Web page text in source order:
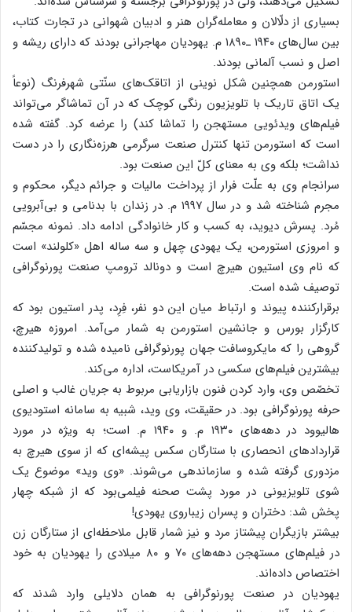
بسیاری از دلّالان و معامله‌گران هنر و ادبیان شهوانی در تجارت کتاب،
بین سال‌های ۱۹۴۰ ـ۱۸۹۰ م. یهودیان مهاجرانی بودند که دارای ریشه و
اصل و نسب آلمانی بودند.
استورمن همچنین شکل نوینی از اتاقک‌های سنّتی شهرفرنگ (نوعاً
یک اتاق تاریک با تلویزیون رنگی کوچک که در آن تماشاگر می‌تواند
فیلم‌های ویدئویی مستهجن را تماشا کند) را عرضه کرد. گفته شده
است که استورمن تنها کنترل صنعت سرگرمی هرزه‌نگاری را در دست
نداشت؛ بلکه وی به معنای کلّ این صنعت بود.
سرانجام وی به علّت فرار از پرداخت مالیات و جرائم دیگر، محکوم و
مجرم شناخته شد و در سال ۱۹۹۷ م. در زندان با بدنامی و بی‌آبرویی
مُرد. پسرش دیوید، به کسب و کار خانوادگی ادامه داد. نمونه مجسّم
و امروزی استورمن، یک یهودی چهل و سه ساله اهل «کلولند» است
که نام وی استیون هیرچ است و دونالد ترومپ صنعت پورنوگرافی
توصیف شده است.
برقرارکننده پیوند و ارتباط میان این دو نفر، فِرِد، پدر استیون بود که
کارگزار بورس و جانشین استورمن به شمار می‌آمد. امروزه هیرچ،
گروهی را که مایکروسافت جهان پورنوگرافی نامیده شده و تولیدکننده
بیشترین فیلم‌های سکسی در آمریکاست، اداره می‌کند.
تخصّص وی، وارد کردن فنون بازاریابی مربوط به جریان غالب و اصلی
حرفه پورنوگرافی بود. در حقیقت، وی وید، شبیه به سامانه استودیوی
هالیوود در دهه‌های ۱۹۳۰ م. و ۱۹۴۰ م. است؛ به ویژه در مورد
قراردادهای انحصاری با ستارگان سکس پیشه‌ای که از سوی هیرچ به
مزدوری گرفته شده و سازماندهی می‌شوند. «وی وید» موضوع یک
شوی تلویزیونی در مورد پشت صحنه فیلمی‌بود که از شبکه چهار
پخش شد: دختران و پسران زیباروی یهودی!
بیشتر بازیگران پیشتاز مرد و نیز شمار قابل ملاحظه‌ای از ستارگان زن
در فیلم‌های مستهجن دهه‌های ۷۰ و ۸۰ میلادی را یهودیان به خود
اختصاص داده‌اند.
یهودیان در صنعت پورنوگرافی به همان دلایلی وارد شدند که